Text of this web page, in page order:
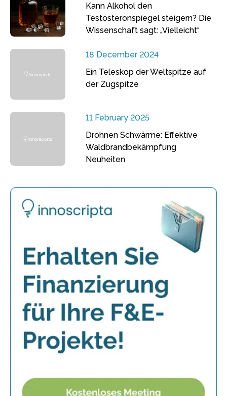
Kann Alkohol den
Testosteronspiegel steigern? Die
Wissenschaft sagt: „Vielleicht“
18 December 2024
Ein Teleskop der Weltspitze auf
der Zugspitze
11 February 2025
Drohnen Schwärme: Effektive
Waldbrandbekämpfung
Neuheiten